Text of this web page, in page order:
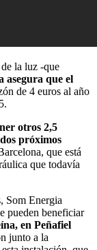
la luz -que
asegura que el
de 4 euros al año
otros 2,5
próximos
que está
que todavía
Som Energia
pueden beneficiar
en Peñafiel
junto a la